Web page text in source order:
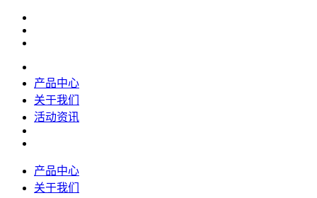
产品中心
关于我们
活动资讯
产品中心
关于我们